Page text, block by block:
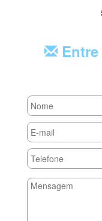
Entre